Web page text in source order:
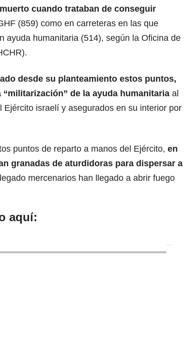
cuando trataban de conseguir
(859) como en carreteras en las que
ayuda humanitaria (514), según la Oficina de
desde su planteamiento estos puntos,
de la ayuda humanitaria al
israelí y asegurados en su interior por
puntos de reparto a manos del Ejército, en
granadas de aturdidoras para dispersar a
mercenarios han llegado a abrir fuego
aquí: